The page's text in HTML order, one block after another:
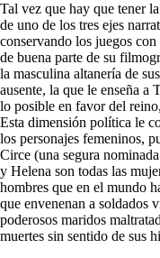
Tal vez que hay que tener
de uno de los tres ejes
conservando los juegos
de buena parte de su
la masculina altanería de
ausente, la que le enseña a
lo posible en favor del
Esta dimensión política le
los personajes femeninos,
Circe (una segura
y Helena son todas las
hombres que en el mundo
que envenenan a soldados
poderosos maridos
muertes sin sentido de sus